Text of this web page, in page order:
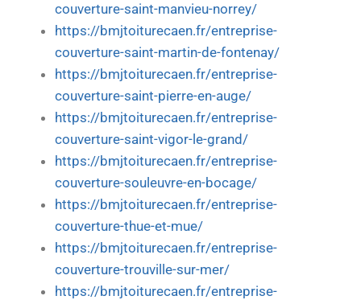
couverture-saint-manvieu-norrey/
https://bmjtoiturecaen.fr/entreprise-
couverture-saint-martin-de-fontenay/
https://bmjtoiturecaen.fr/entreprise-
couverture-saint-pierre-en-auge/
https://bmjtoiturecaen.fr/entreprise-
couverture-saint-vigor-le-grand/
https://bmjtoiturecaen.fr/entreprise-
couverture-souleuvre-en-bocage/
https://bmjtoiturecaen.fr/entreprise-
couverture-thue-et-mue/
https://bmjtoiturecaen.fr/entreprise-
couverture-trouville-sur-mer/
https://bmjtoiturecaen.fr/entreprise-